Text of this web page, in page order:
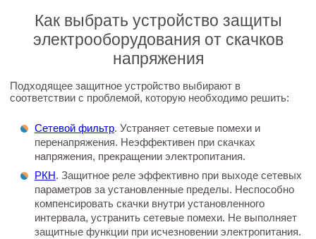
Как выбрать устройство защиты
электрооборудования от скачков
напряжения
Подходящее защитное устройство выбирают в
соответствии с проблемой, которую необходимо решить:
Сетевой фильтр. Устраняет сетевые помехи и
перенапряжения. Неэффективен при скачках
напряжения, прекращении электропитания.
РКН. Защитное реле эффективно при выходе сетевых
параметров за установленные пределы. Неспособно
компенсировать скачки внутри установленного
интервала, устранить сетевые помехи. Не выполняет
защитные функции при исчезновении электропитания.